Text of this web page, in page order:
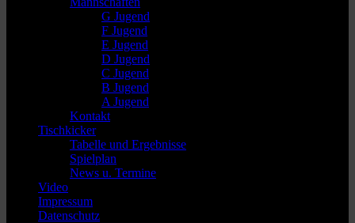
G Jugend
F Jugend
E Jugend
D Jugend
C Jugend
B Jugend
A Jugend
Kontakt
Tischkicker
Tabelle und Ergebnisse
Spielplan
News u. Termine
Video
Impressum
Datenschutz